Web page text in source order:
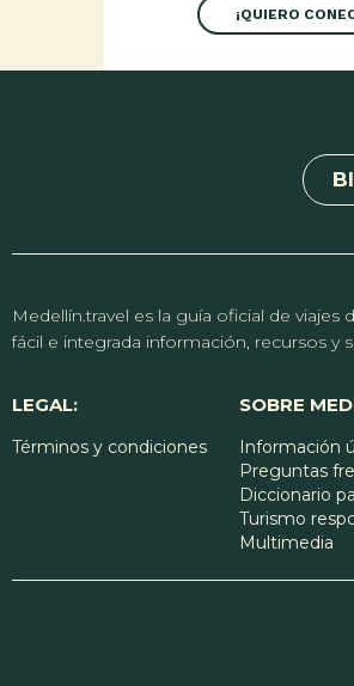
¡QUIERO
Medellín.travel es la guía oficial de
fácil e integrada información, recursos y
LEGAL:
Términos y condiciones
SOBRE
Información
Preguntas
Diccionario
Turismo
Multimedia